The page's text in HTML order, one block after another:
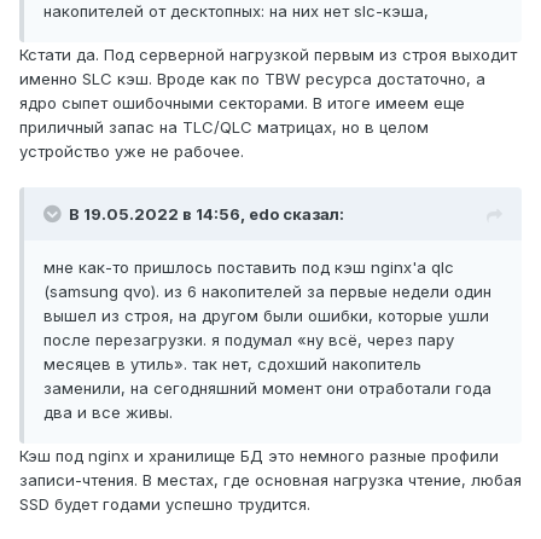
накопителей от десктопных: на них нет slc-кэша,
Кстати да. Под серверной нагрузкой первым из строя выходит
именно SLC кэш. Вроде как по TBW ресурса достаточно, а
ядро сыпет ошибочными секторами. В итоге имеем еще
приличный запас на TLC/QLC матрицах, но в целом
устройство уже не рабочее.
В 19.05.2022 в 14:56, edo сказал:
мне как-то пришлось поставить под кэш nginx'а qlc
(samsung qvo). из 6 накопителей за первые недели один
вышел из строя, на другом были ошибки, которые ушли
после перезагрузки. я подумал «ну всё, через пару
месяцев в утиль». так нет, сдохший накопитель
заменили, на сегодняшний момент они отработали года
два и все живы.
Кэш под nginx и хранилище БД это немного разные профили
записи-чтения. В местах, где основная нагрузка чтение, любая
SSD будет годами успешно трудится.